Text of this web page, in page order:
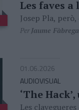
Les faves
Josep Pla,
PerJaume Fàbrega
01.06.2026
AUDIOVISUAL
‘The
Les